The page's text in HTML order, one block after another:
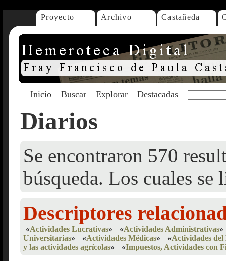
Proyecto Archivo Castañeda
Inicio Buscar Explorar Destacadas
Diarios
Se encontraron 570
búsqueda. Los cuales se
Descriptores
«Actividades Lucrativas» «Actividades Administrativas»
Universitarias» «Actividades Médicas» «Actividades
y las actividades agrícolas» «Impuestos, Actividades con